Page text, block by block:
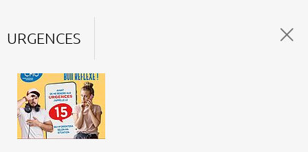
URGENCES